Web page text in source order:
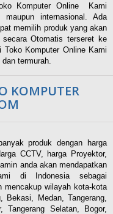
Komputer Online Kami
internasional. Ada
memilih produk yang akan
Otomatis terseret ke
Komputer Online Kami
termurah.
KOMPUTER
produk dengan harga
CCTV, harga Proyektor,
anda akan mendapatkan
di Indonesia sebagai
mencakup wilayah kota-kota
Medan, Tangerang,
Tangerang Selatan, Bogor,